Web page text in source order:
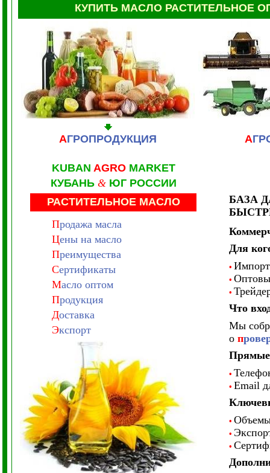
КУПИТЬ МАСЛО РАСТИТЕЛЬНОЕ
АГРОПРОДУКЦИЯ А
KUBAN AGROMARKET
КУБАНЬ & ЮГ РОССИИ
РАСТИТЕЛЬНОЕ МАСЛО
Продажа масла
Цены на масло
Преимущества
Сертификаты
Масло оптом
Продукция
Доставка
Экспорт
БАЗА
Для
•
•
•
Что
Мы
о п
Прямые
•
• Email
•
•
•